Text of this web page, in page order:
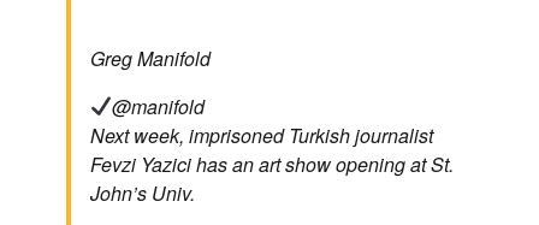
Greg Manifold
@manifold
Next week, imprisoned Turkish journalist
Fevzi Yazici has an art show opening at St.
John’s Univ.